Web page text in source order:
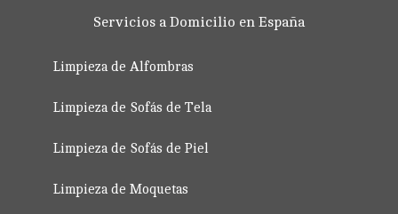
Servicios a Domicilio en España
Limpieza de Alfombras
Limpieza de Sofás de Tela
Limpieza de Sofás de Piel
Limpieza de Moquetas